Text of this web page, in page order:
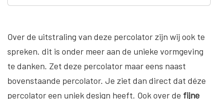
Over de uitstraling van deze percolator zijn wij ook te
spreken. dit is onder meer aan de unieke vormgeving
te danken. Zet deze percolator maar eens naast
bovenstaande percolator. Je ziet dan direct dat déze
percolator een uniek design heeft. Ook over de fijne